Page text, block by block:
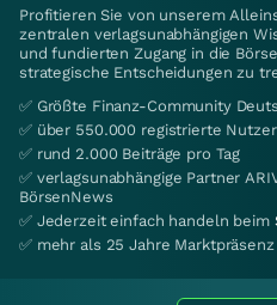
Profitieren Sie von unserem
zentralen verlagsunabhängigen
und fundierten Zugang in die
strategische Entscheidungen zu
✅ Größte Finanz-Community
✅ über 550.000 registrierte Nutzer
✅ rund 2.000 Beiträge pro Tag
✅ verlagsunabhängige Partner
BörsenNews
✅ Jederzeit einfach handeln beim
✅ mehr als 25 Jahre Marktpräsenz